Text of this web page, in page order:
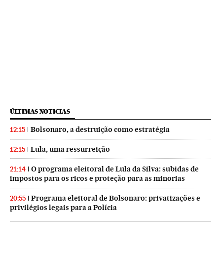
ÚLTIMAS NOTICIAS
12:15 Bolsonaro, a destruição como estratégia
12:15 Lula, uma ressurreição
21:14
O programa eleitoral de Lula da Silva: subidas de
impostos para os ricos e proteção para as minorias
20:55
Programa eleitoral de Bolsonaro: privatizações e
privilégios legais para a Polícia